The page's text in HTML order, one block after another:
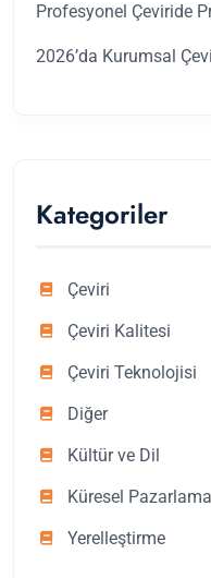
Profesyonel Çeviride
2026’da Kurumsal
Kategoriler
Çeviri
Çeviri Kalitesi
Çeviri Teknolojisi
Diğer
Kültür ve Dil
Küresel Pazarlama
Yerelleştirme